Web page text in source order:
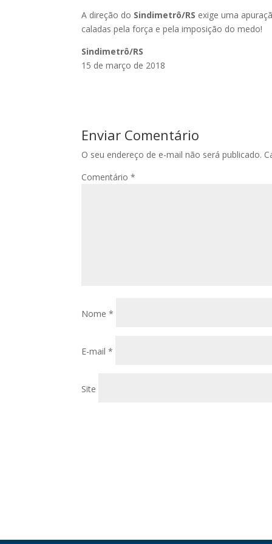
A direção do Sindimetrô/RS exige uma
caladas pela força e pela imposição do medo!
Sindimetrô/RS
15 de março de 2018
Enviar Comentário
O seu endereço de e-mail não será publicado.
Comentário*
Nome*
E-mail*
Site